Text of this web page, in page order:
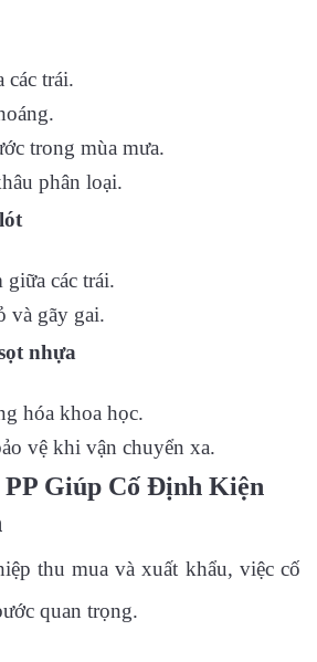
các trái.
trong mùa mưa.
phân loại.
giữa các trái.
và gãy gai.
nhựa
hóa khoa học.
vệ khi vận chuyển xa.
Giúp Cố Định Kiện
thu mua và xuất khẩu, việc cố
quan trọng.